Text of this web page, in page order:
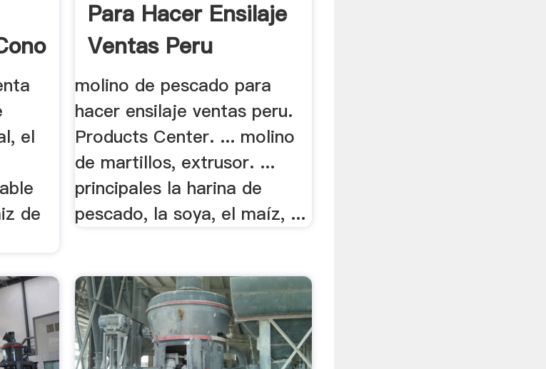
el
de
Para Hacer Ensilaje
Ventas Peru
molino de pescado para
hacer ensilaje ventas peru.
Products Center. ... molino
de martillos, extrusor. ...
principales la harina de
pescado, la soya, el maíz, ...